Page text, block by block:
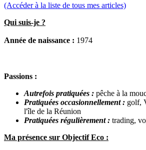
(Accéder à la liste de tous mes articles)
Qui suis-je ?
Année de naissance : 1974
Passions :
Autrefois pratiquées : pêche à la
Pratiquées occasionnellement : golf,
l'île de la Réunion
Pratiquées régulièrement : trading,
Ma présence sur Objectif Eco :